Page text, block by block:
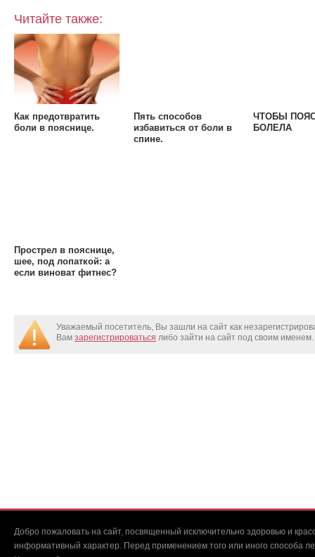
Читайте также:
Как предотвратить
боли в пояснице.
Пять способов
избавиться от боли в
спине.
ЧТОБЫ
БОЛЕЛА
Прострел в пояснице,
шее, под лопаткой: а
если виноват фитнес?
Уважаемый посетитель, Вы зашли на сайт как
Вам зарегистрироваться либо зайти на сайт под своим именем.
Добро пожаловать на сайт, посвященный исключительно здоровью и
информативный характер. Перед применением того или иного способа